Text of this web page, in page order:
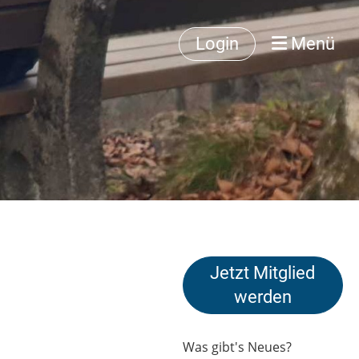
Login Menü
Jetzt Mitglied
werden
Was gibt's Neues?